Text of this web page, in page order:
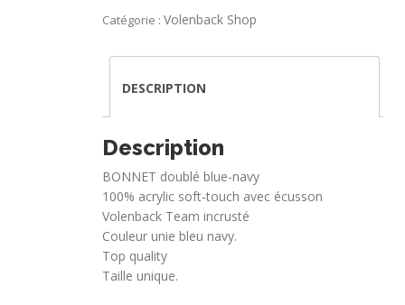
blue-
Catégorie :Volenback Shop
DESCRIPTION
Description
BONNET doublé blue-navy
100% acrylic soft-touch avec écusson
Volenback Team incrusté
Couleur unie bleu navy.
Top quality
Taille unique.